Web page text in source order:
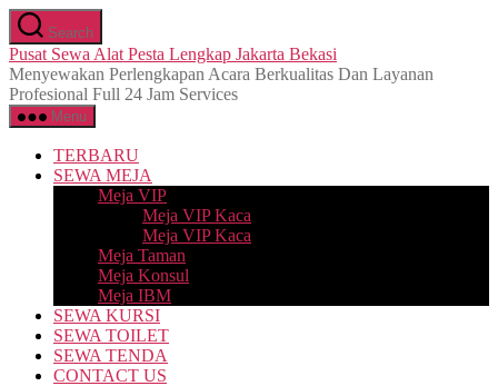
Skip
to
the
content
Search
Pusat Sewa Alat Pesta Lengkap Jakarta Bekasi
Menyewakan Perlengkapan Acara Berkualitas Dan Layanan
Profesional Full 24 Jam Services
Menu
TERBARU
SEWA MEJA
Meja VIP
Meja VIP Kaca
Meja VIP Kaca
Meja Taman
Meja Konsul
Meja IBM
SEWA KURSI
SEWA TOILET
SEWA TENDA
CONTACT US